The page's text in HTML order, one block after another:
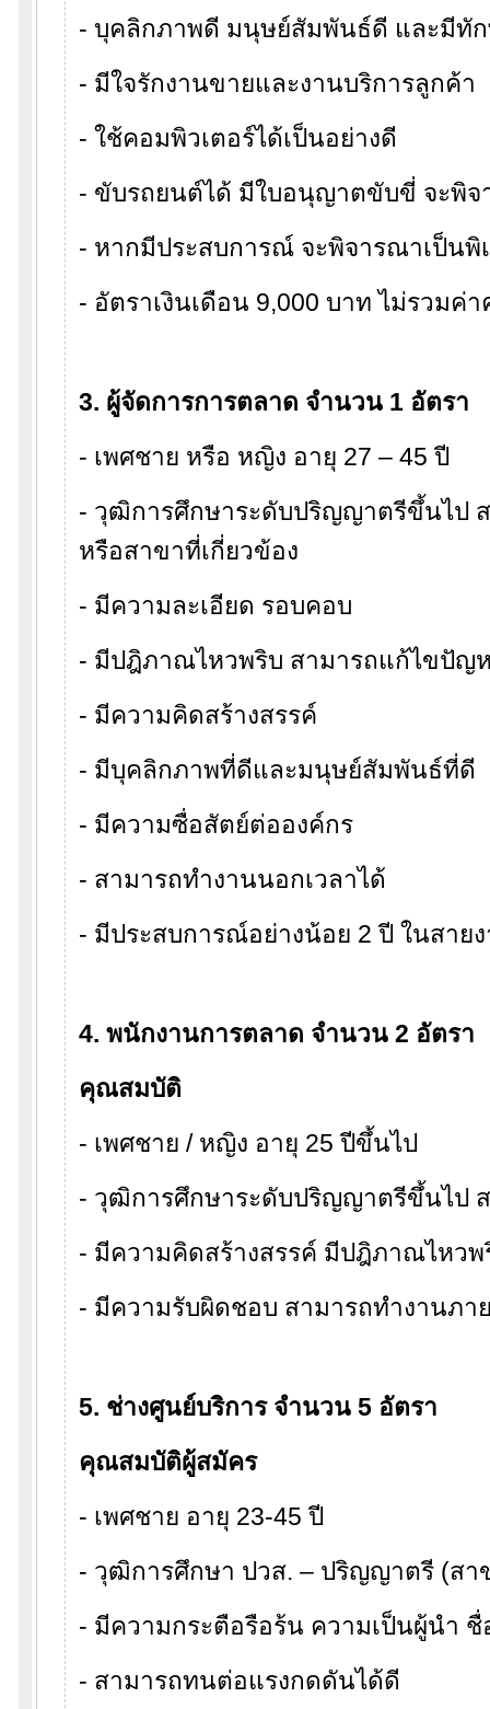
- บุคลิกภาพดี มนุษย์สัมพันธ์ดี และมีทัก
- มีใจรักงานขายและงานบริการลูกค้า
- ใช้คอมพิวเตอร์ได้เป็นอย่างดี
- ขับรถยนต์ได้ มีใบอนุญาตขับขี่ จะพิจ
- หากมีประสบการณ์ จะพิจารณาเป็นพิ
- อัตราเงินเดือน 9,000 บาท ไม่รวมค่
3. ผู้จัดการการตลาด จำนวน 1 อัตรา
- เพศชาย หรือ หญิง อายุ 27 – 45 ปี
- วุฒิการศึกษาระดับปริญญาตรีขึ้นไป
หรือสาขาที่เกี่ยวข้อง
- มีความละเอียด รอบคอบ
- มีปฎิภาณไหวพริบ สามารถแก้ไขปัญ
- มีความคิดสร้างสรรค์
- มีบุคลิกภาพที่ดีและมนุษย์สัมพันธ์ที่ดี
- มีความซื่อสัตย์ต่อองค์กร
- สามารถทำงานนอกเวลาได้
- มีประสบการณ์อย่างน้อย 2 ปี ในสาย
4. พนักงานการตลาด จำนวน 2 อัตรา
คุณสมบัติ
- เพศชาย / หญิง อายุ 25 ปีขึ้นไป
- วุฒิการศึกษาระดับปริญญาตรีขึ้นไป
- มีความคิดสร้างสรรค์ มีปฎิภาณไหวพ
- มีความรับผิดชอบ สามารถทำงานภา
5. ช่างศูนย์บริการ จำนวน 5 อัตรา
คุณสมบัติผู้สมัคร
- เพศชาย อายุ 23-45 ปี
- วุฒิการศึกษา ปวส. – ปริญญาตรี (สา
- มีความกระตือรือร้น ความเป็นผู้นำ ชื่
- สามารถทนต่อแรงกดดันได้ดี